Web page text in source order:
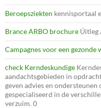
Beroepsziekten kennisportaal
Brance ARBO brochure Úitleg
Campagnes voor een gezonde
check Kerndeskundige
aandachtsgebieden in
geven advies en
gespecialiseerd in de
verzuim. 0